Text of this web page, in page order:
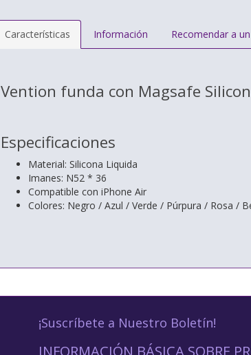
Características Información Recomendar a
Vention funda con Magsafe
Especificaciones
Material: Silicona Liquida
Imanes: N52 * 36
Compatible con iPhone Air
Colores: Negro / Azul / Verde / Púrpura / Rosa /
¡Suscríbete a Nuestro Boletín!
INFORMACIÓN BÁSICA SOBRE